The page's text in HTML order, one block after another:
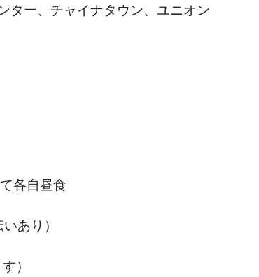
ター、チャイナタウン、ユニオン
各自昼食
あり）
）